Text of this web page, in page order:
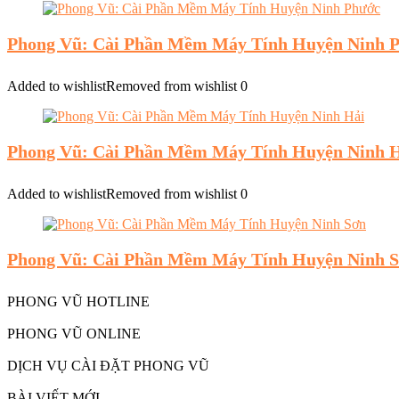
Phong Vũ: Cài Phần Mềm Máy Tính Huyện Ninh
Added to wishlistRemoved from wishlist 0
Phong Vũ: Cài Phần Mềm Máy Tính Huyện Ninh
Added to wishlistRemoved from wishlist 0
Phong Vũ: Cài Phần Mềm Máy Tính Huyện Ninh
PHONG VŨ HOTLINE
PHONG VŨ ONLINE
DỊCH VỤ CÀI ĐẶT PHONG VŨ